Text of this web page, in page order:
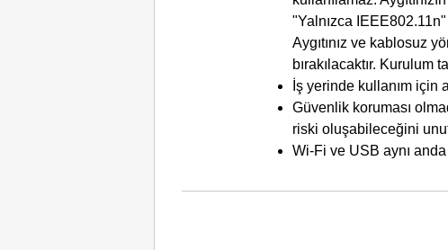
"Yalnızca
IEEE802.11n"
Aygıtınız ve kablosuz
bırakılacaktır. Kurulum
İş yerinde kullanım için
Güvenlik koruması
riski oluşabileceğini
Wi-Fi ve USB aynı